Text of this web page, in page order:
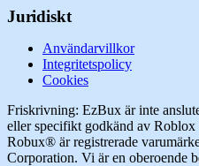
Juridiskt
Användarvillkor
Integritetspolicy
Cookies
Friskrivning: EzBux är inte
eller specifikt godkänd av
Robux® är registrerade
Corporation. Vi är en oberoende